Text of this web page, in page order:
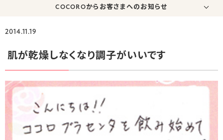
COCOROからお客さまへのお知らせ
2014.11.19
肌が乾燥しなくなり調子がいいです